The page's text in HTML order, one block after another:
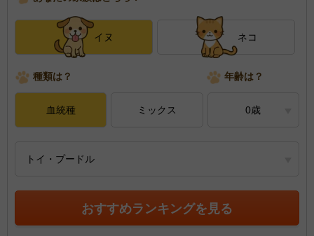
イヌ ネコ
種類は？ 年齢は？
血統種 ミックス 0歳
トイ・プードル
おすすめランキングを見る